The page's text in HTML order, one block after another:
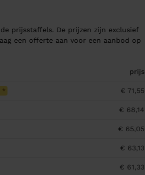
prijsstaffels. De prijzen zijn exclusief
een offerte aan voor een aanbod op
prijs
* € 71,55
€ 68,14
€ 65,05
€ 63,13
€ 61,33